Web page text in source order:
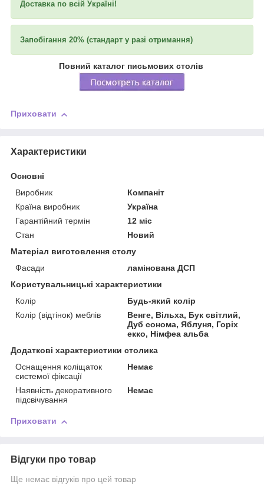
Доставка по всій Україні!
Запобігання 20% (стандарт у разі отримання)
Повний каталог письмових столів
Приховати
Характеристики
Основні
Виробник
Компаніт
Країна виробник
Україна
Гарантійний термін
12 міс
Стан
Новий
Матеріал виготовлення столу
Фасади
ламінована ДСП
Користувальницькі характеристики
Колір
Будь-який колір
Колір (відтінок) меблів
Венге, Вільха, Бук світлий,
Дуб сонома, Яблуня, Горіх
екко, Німфеа альба
Додаткові характеристики столика
Оснащення коліщаток
системої фіксації
Немає
Наявність декоративного
підсвічування
Немає
Приховати
Відгуки про товар
Ще немає відгуків про цей товар